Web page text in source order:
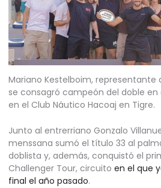
Mariano Kestelboim, representante
se consagró campeón del doble
en el Club Náutico Hacoaj en Tigre.
Junto al entrerriano Gonzalo
menssana sumó el título 33 al
doblista y, además, conquistó el
Challenger Tour, circuito en el que
final el año pasado.